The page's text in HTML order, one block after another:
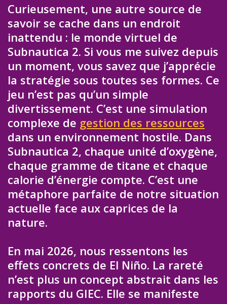
Curieusement, une autre source de
savoir se cache dans un endroit
inattendu : le monde virtuel de
Subnautica 2. Si vous me suivez depuis
un moment, vous savez que j’apprécie
la stratégie sous toutes ses formes. Ce
jeu n’est pas qu’un simple
divertissement. C’est une simulation
complexe de gestion des ressources
dans un environnement hostile. Dans
Subnautica 2, chaque unité d’oxygène,
chaque gramme de titane et chaque
calorie d’énergie compte. C’est une
métaphore parfaite de notre situation
actuelle face aux caprices de la
nature.
En mai 2026, nous ressentons les
effets concrets de El Niño. La rareté
n’est plus un concept abstrait dans les
rapports du GIEC. Elle se manifeste